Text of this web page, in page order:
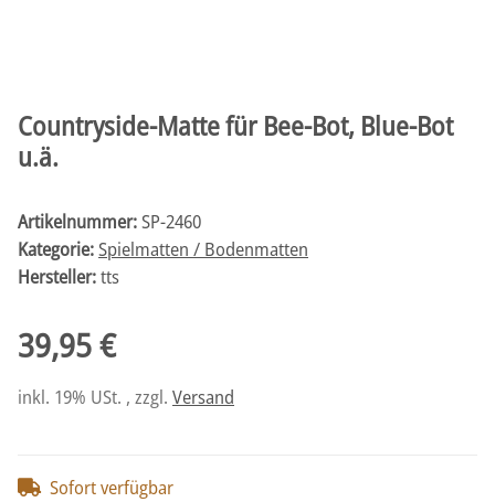
Countryside-Matte für Bee-Bot, Blue-Bot
u.ä.
Artikelnummer:SP-2460
Kategorie:Spielmatten / Bodenmatten
Hersteller:tts
39,95 €
inkl. 19% USt. , zzgl. Versand
Sofort verfügbar